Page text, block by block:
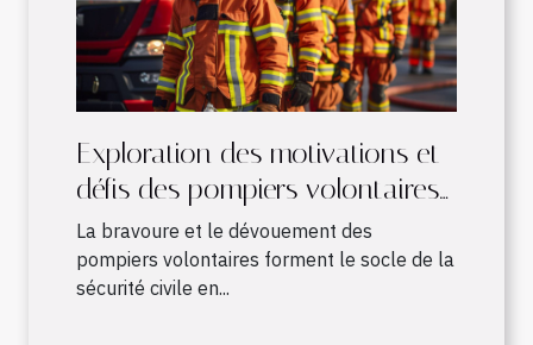
Exploration des motivations et
défis des pompiers volontaires
en France
La bravoure et le dévouement des
pompiers volontaires forment le socle de la
sécurité civile en...